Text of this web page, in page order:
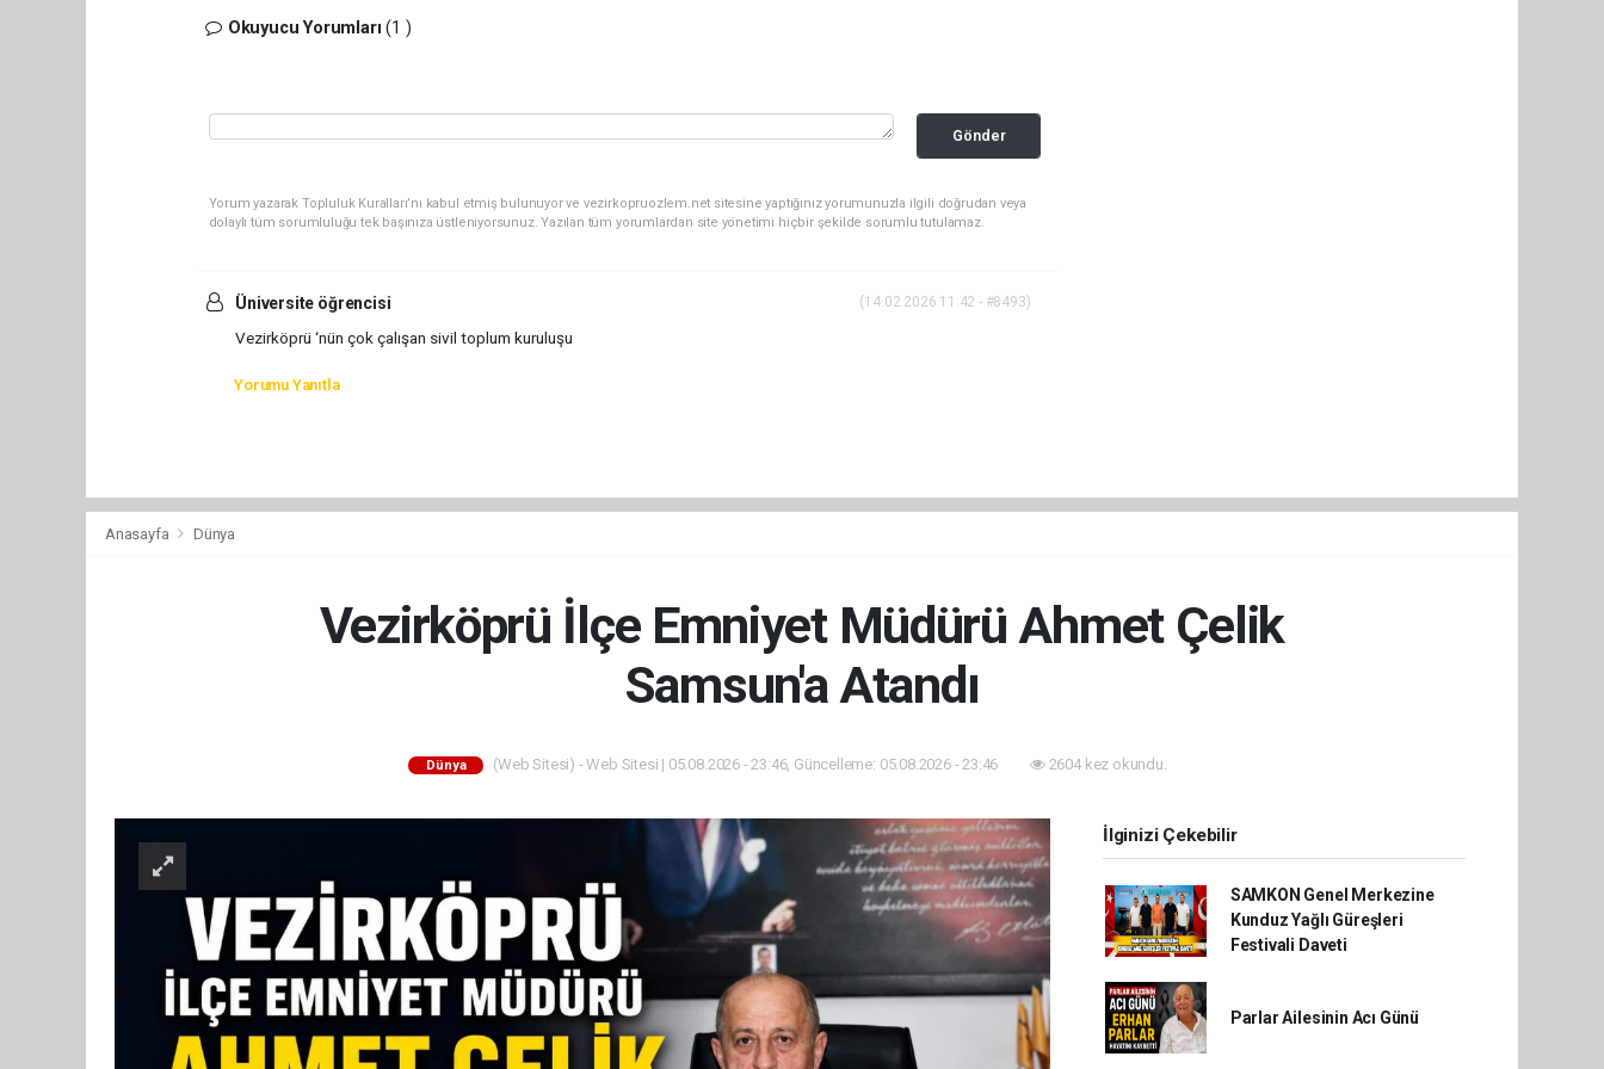
Okuyucu Yorumları(1 )
Gönder
Yorum yazarak Topluluk Kuralları’nı kabul etmiş bulunuyor ve vezirkopruozlem.net sitesine yaptığınız yorumunuzla ilgili doğrudan veya
dolaylı tüm sorumluluğu tek başınıza üstleniyorsunuz. Yazılan tüm yorumlardan site yönetimi hiçbir şekilde sorumlu tutulamaz.
Üniversite öğrencisi (14.02.2026 11:42 - #8493)
Vezirköprü ‘nün çok çalışan sivil toplum kuruluşu
Yorumu Yanıtla
Anasayfa Dünya
Vezirköprü İlçe Emniyet Müdürü Ahmet Çelik
Samsun'a Atandı
Dünya (Web Sitesi) - Web Sitesi | 05.08.2026 - 23:46, Güncelleme: 05.08.2026 - 23:46 2604 kez okundu.
İlginizi Çekebilir
SAMKON Genel Merkezine
Kunduz Yağlı Güreşleri
Festivali Daveti
Parlar Ailesinin Acı Günü